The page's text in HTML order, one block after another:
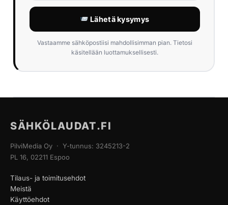
Lähetä kysymys
Vastaamme sähköpostiisi mahdollisimman pian. Tietosi
käsitellään luottamuksellisesti.
SÄHKÖLAUDAT.FI
PilviMedia Oy · Y-tunnus: 3245213-2
PL 16, 02211 Espoo
Tilaus- ja toimitusehdot
Meistä
Käyttöehdot